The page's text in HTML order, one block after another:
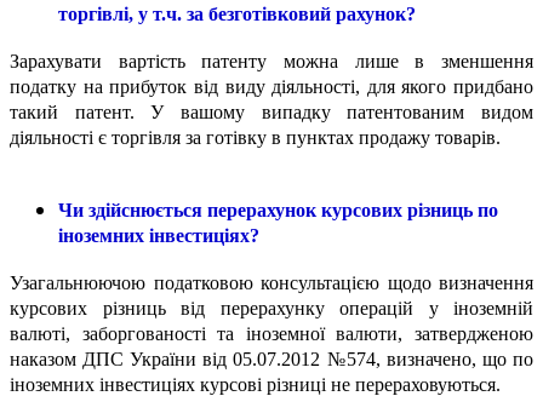
торгівлі, у т.ч. за безготівковий рахунок?
Зарахувати вартість патенту можна лише в зменшення
податку на прибуток від виду діяльності, для якого придбано
такий патент. У вашому випадку патентованим видом
діяльності є торгівля за готівку в пунктах продажу товарів.
Чи здійснюється перерахунок курсових різниць по
іноземних інвестиціях?
Узагальнюючою податковою консультацією щодо визначення
курсових різниць від перерахунку операцій у іноземній
валюті, заборгованості та іноземної валюти, затвердженою
наказом ДПС України від 05.07.2012 №574, визначено, що по
іноземних інвестиціях курсові різниці не перераховуються.